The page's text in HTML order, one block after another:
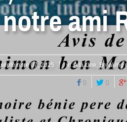
notre ami
septembre 07, 2025 in:A la Une, Breaking
0 0